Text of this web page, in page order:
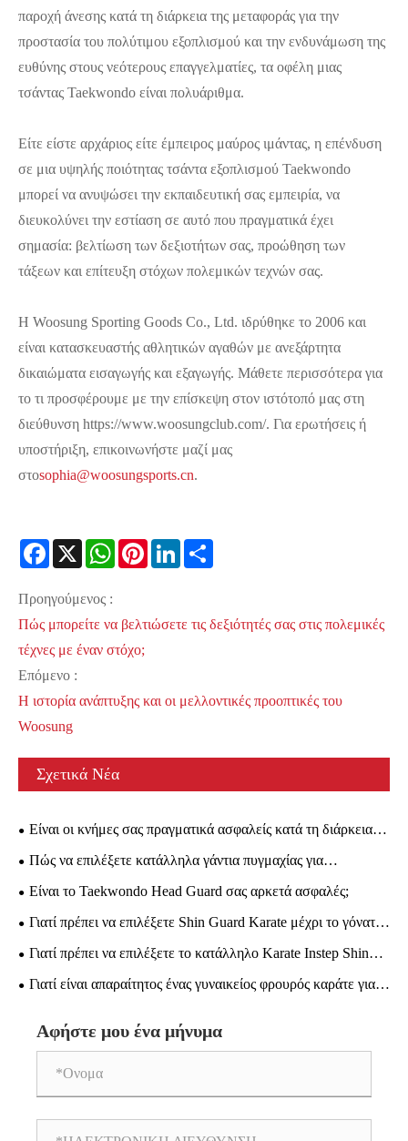
παροχή άνεσης κατά τη διάρκεια της μεταφοράς για την
προστασία του πολύτιμου εξοπλισμού και την ενδυνάμωση της
ευθύνης στους νεότερους επαγγελματίες, τα οφέλη μιας
τσάντας Taekwondo είναι πολυάριθμα.
Είτε είστε αρχάριος είτε έμπειρος μαύρος ιμάντας, η επένδυση
σε μια υψηλής ποιότητας τσάντα εξοπλισμού Taekwondo
μπορεί να ανυψώσει την εκπαιδευτική σας εμπειρία, να
διευκολύνει την εστίαση σε αυτό που πραγματικά έχει
σημασία: βελτίωση των δεξιοτήτων σας, προώθηση των
τάξεων και επίτευξη στόχων πολεμικών τεχνών σας.
Η Woosung Sporting Goods Co., Ltd. ιδρύθηκε το 2006 και
είναι κατασκευαστής αθλητικών αγαθών με ανεξάρτητα
δικαιώματα εισαγωγής και εξαγωγής. Μάθετε περισσότερα για
το τι προσφέρουμε με την επίσκεψη στον ιστότοπό μας στη
διεύθυνση https://www.woosungclub.com/. Για ερωτήσεις ή
υποστήριξη, επικοινωνήστε μαζί μας
στοsophia@woosungsports.cn.
Facebook
X WhatsAppPinterestLinkedIn
Προηγούμενος :
Πώς μπορείτε να βελτιώσετε τις δεξιότητές σας στις πολεμικές
τέχνες με έναν στόχο;
Επόμενο :
Η ιστορία ανάπτυξης και οι μελλοντικές προοπτικές του
Woosung
Σχετικά Νέα
Είναι οι κνήμες σας πραγματικά ασφαλείς κατά τη διάρκεια
της προπόνησης καράτε; — Ένας περιεκτικός οδηγός για την
Πώς να επιλέξετε κατάλληλα γάντια πυγμαχίας για
προπόνηση και αγωνιστικούς αγώνες;
Είναι το Taekwondo Head Guard σας αρκετά ασφαλές;
Γιατί πρέπει να επιλέξετε Shin Guard Karate μέχρι το γόνατο
για μέγιστη προστασία
Γιατί πρέπει να επιλέξετε το κατάλληλο Karate Instep Shin
Guard για την προπόνησή σας
Γιατί είναι απαραίτητος ένας γυναικείος φρουρός καράτε για
Αφήστε μου ένα μήνυμα